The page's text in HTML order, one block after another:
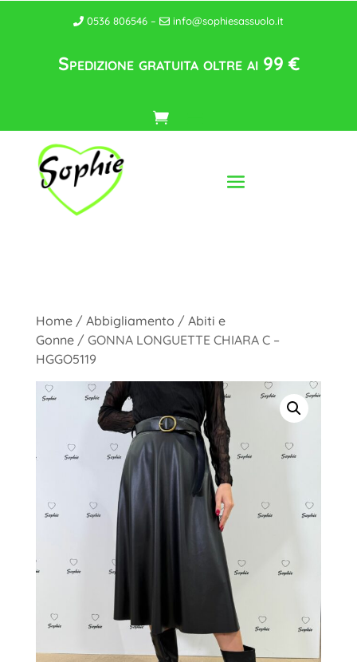
0536 806546 – info@sophiesassuolo.it
Spedizione gratuita oltre ai 99 €
Home/ Abbigliamento / Abiti e
Gonne/ GONNA LONGUETTE CHIARA C –
HGGO5119